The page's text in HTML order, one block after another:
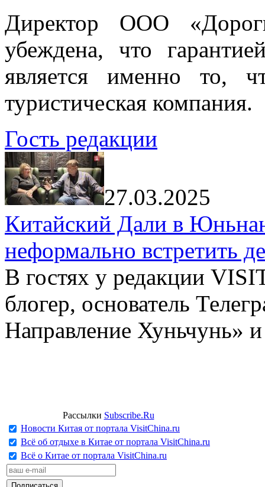
Директор ООО
убеждена, что
является именно то,
туристическая компания.
Гость редакции
27.03.2025
Китайский Дали в
неформально встретить
В гостях у редакции
блогер, основатель
Направление Хуньчунь»
Рассылки Subscribe.Ru
Новости Китая от портала VisitChina.ru
Всё об отдыхе в Китае от портала VisitChina.ru
Всё о Китае от портала VisitChina.ru